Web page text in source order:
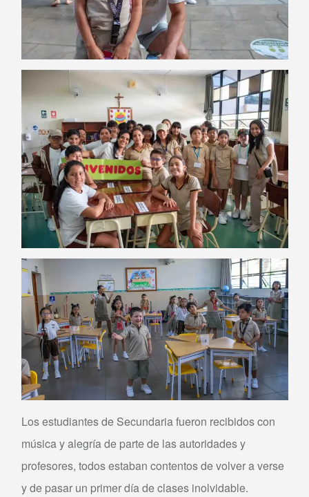
Los estudiantes de Secundaria fueron recibidos con
música y alegría de parte de las autoridades y
profesores, todos estaban contentos de volver a verse
y de pasar un primer día de clases inolvidable.